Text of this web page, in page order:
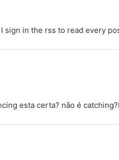
sign in the rss to read every
esta certa? não é